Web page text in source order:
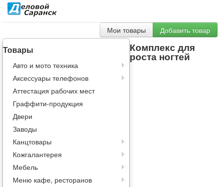
Мои товары Добавить товар
Товары
Авто и мото техника
Аксессуары телефонов
Аттестация рабочих мест
Граффити-продукция
Двери
Заводы
Канцтовары
Кожгалантерея
Мебель
Меню кафе, ресторанов
Комплекс для
роста ногтей